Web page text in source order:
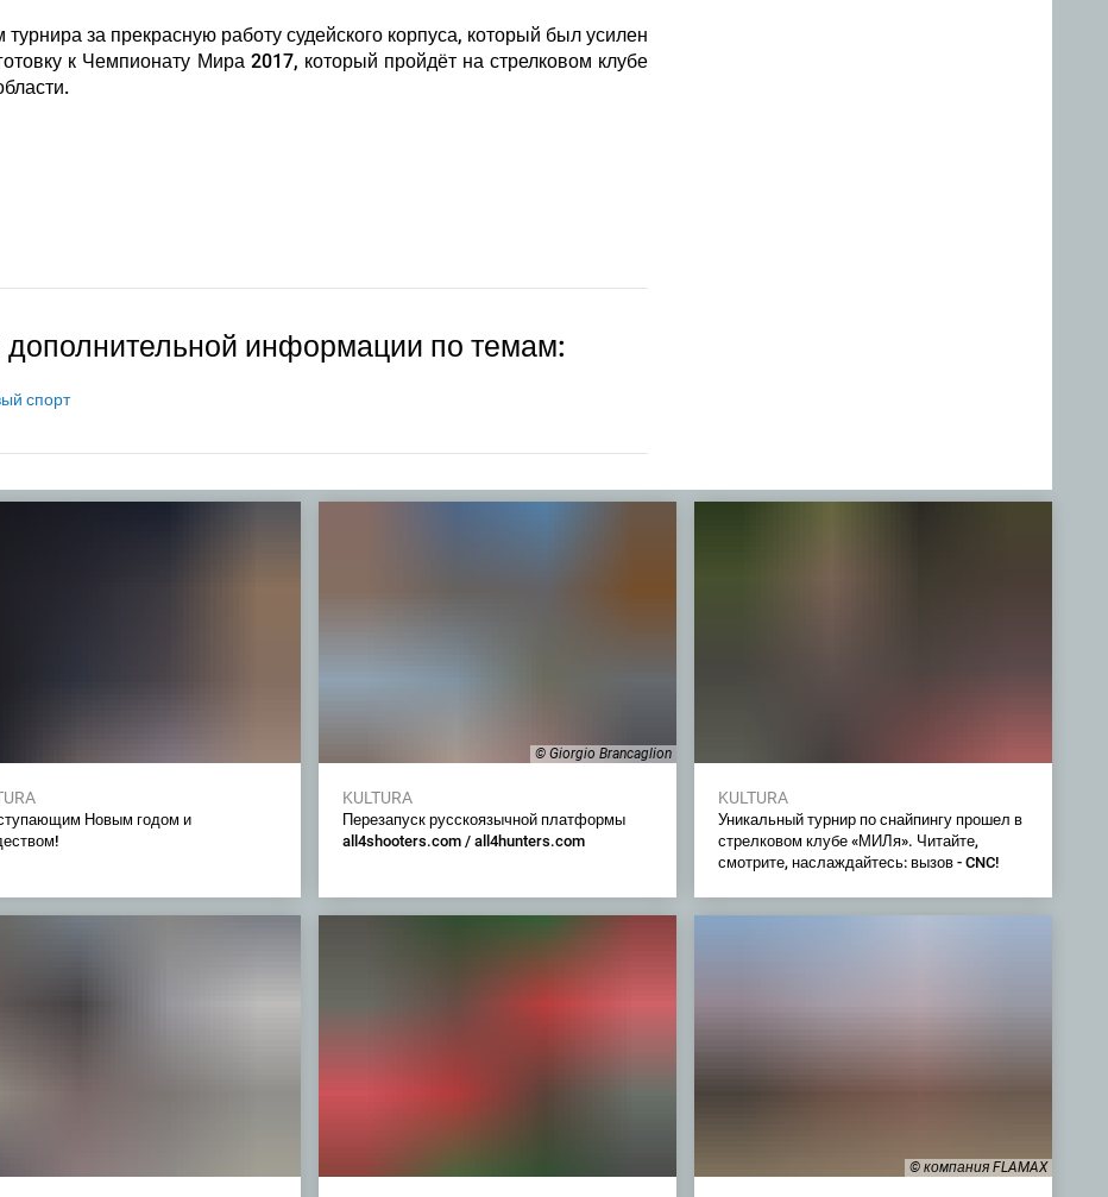
за прекрасную работу судейского корпуса, который был усилен
к Чемпионату Мира 2017, который пройдёт на стрелковом клубе
информации по темам:
спорт
Новым годом и
© Giorgio Brancaglion
KULTURA
Перезапуск русскоязычной платформы
all4shooters.com / all4hunters.com
KULTURA
Уникальный турнир по снайпингу прошел в
стрелковом клубе «МИЛя». Читайте,
смотрите, наслаждайтесь: вызов - CNC!
© компания FLAMAX